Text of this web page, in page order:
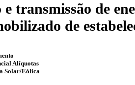
e transmissão de
de
Alíquotas
Solar/Eólica